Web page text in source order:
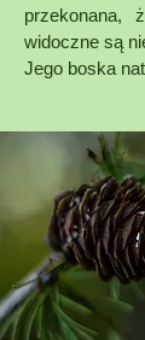
przekonana,
widoczne są
Jego boska